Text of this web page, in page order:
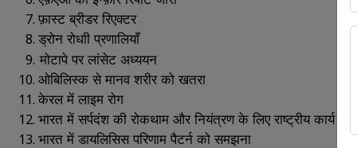
फ़ास्ट ब्रीडर रिएक्टर
ड्रोन रोधाी प्रणालियाँ
मोटापे पर लांसेट अध्ययन
ओबिलिस्क से मानव शरीर को खतरा
केरल में लाइम रोग
भारत में सर्पदंश की रोकथाम और नियंत्रण के लिए राष्ट्रीय कार्य
भारत में डायलिसिस परिणाम पैटर्न को समझना